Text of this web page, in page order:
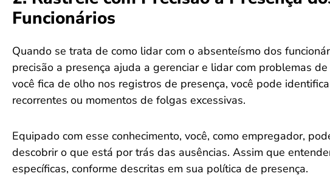
Funcionários
Quando se trata de como lidar com o absenteísmo dos
precisão a presença ajuda a gerenciar e lidar com problemas
você fica de olho nos registros de presença, você pode
recorrentes ou momentos de folgas excessivas.
Equipado com esse conhecimento, você, como empregador,
descobrir o que está por trás das ausências. Assim que
específicas, conforme descritas em sua política de presença.